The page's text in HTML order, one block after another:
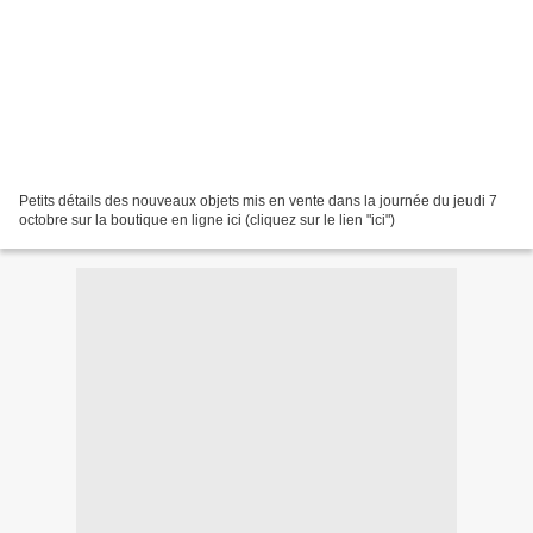
Petits détails des nouveaux objets mis en vente dans la journée du jeudi 7
octobre sur la boutique en ligne ici (cliquez sur le lien "ici")